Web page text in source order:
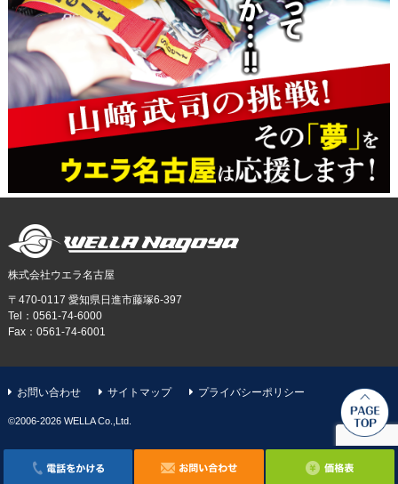
株式会社ウエラ名古屋
〒470-0117 愛知県日進市藤塚6-397
Tel：0561-74-6000
Fax：0561-74-6001
お問い合わせ サイトマップ プライバシーポリシー
©️2006-2026 WELLA Co.,Ltd.